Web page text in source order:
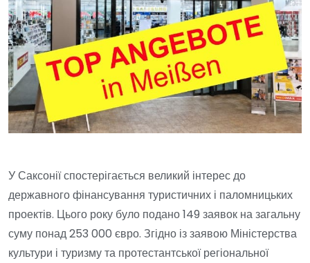
У Саксонії спостерігається великий інтерес до
державного фінансування туристичних і паломницьких
проектів. Цього року було подано 149 заявок на загальну
суму понад 253 000 євро. Згідно із заявою Міністерства
культури і туризму та протестантської регіональної